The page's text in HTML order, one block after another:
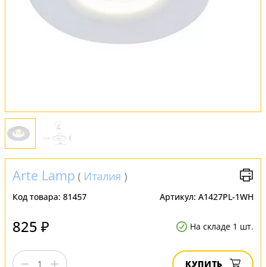
FAQ
Arte Lamp ( Италия )
Код товара: 81457 Артикул: A1427PL-1WH
825 ₽ На складе 1 шт.
КУПИТЬ